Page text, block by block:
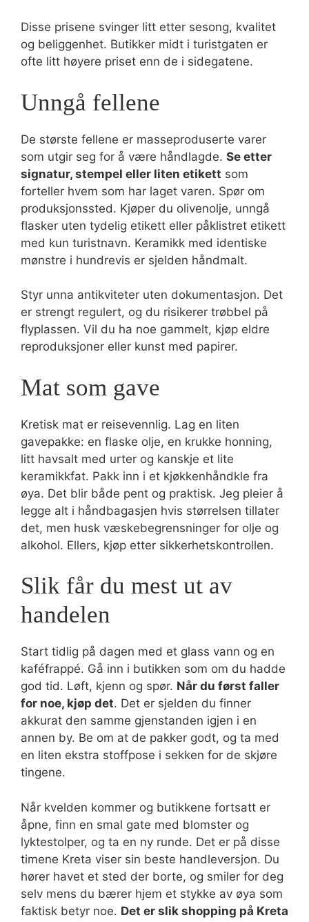
Disse prisene svinger litt etter sesong, kvalitet
og beliggenhet. Butikker midt i turistgaten er
ofte litt høyere priset enn de i sidegatene.
Unngå fellene
De største fellene er masseproduserte varer
som utgir seg for å være håndlagde. Se etter
signatur, stempel eller liten etikett som
forteller hvem som har laget varen. Spør om
produksjonssted. Kjøper du olivenolje, unngå
flasker uten tydelig etikett eller påklistret etikett
med kun turistnavn. Keramikk med identiske
mønstre i hundrevis er sjelden håndmalt.
Styr unna antikviteter uten dokumentasjon. Det
er strengt regulert, og du risikerer trøbbel på
flyplassen. Vil du ha noe gammelt, kjøp eldre
reproduksjoner eller kunst med papirer.
Mat som gave
Kretisk mat er reisevennlig. Lag en liten
gavepakke: en flaske olje, en krukke honning,
litt havsalt med urter og kanskje et lite
keramikkfat. Pakk inn i et kjøkkenhåndkle fra
øya. Det blir både pent og praktisk. Jeg pleier å
legge alt i håndbagasjen hvis størrelsen tillater
det, men husk væskebegrensninger for olje og
alkohol. Ellers, kjøp etter sikkerhetskontrollen.
Slik får du mest ut av
handelen
Start tidlig på dagen med et glass vann og en
kaféfrappé. Gå inn i butikken som om du hadde
god tid. Løft, kjenn og spør. Når du først faller
for noe, kjøp det. Det er sjelden du finner
akkurat den samme gjenstanden igjen i en
annen by. Be om at de pakker godt, og ta med
en liten ekstra stoffpose i sekken for de skjøre
tingene.
Når kvelden kommer og butikkene fortsatt er
åpne, finn en smal gate med blomster og
lyktestolper, og ta en ny runde. Det er på disse
timene Kreta viser sin beste handleversjon. Du
hører havet et sted der borte, og smiler for deg
selv mens du bærer hjem et stykke av øya som
faktisk betyr noe. Det er slik shopping på Kreta